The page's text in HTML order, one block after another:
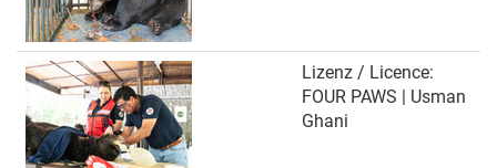
Lizenz / Licence:
FOUR PAWS | Usman
Ghani